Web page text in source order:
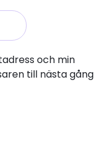
och min
till nästa gång